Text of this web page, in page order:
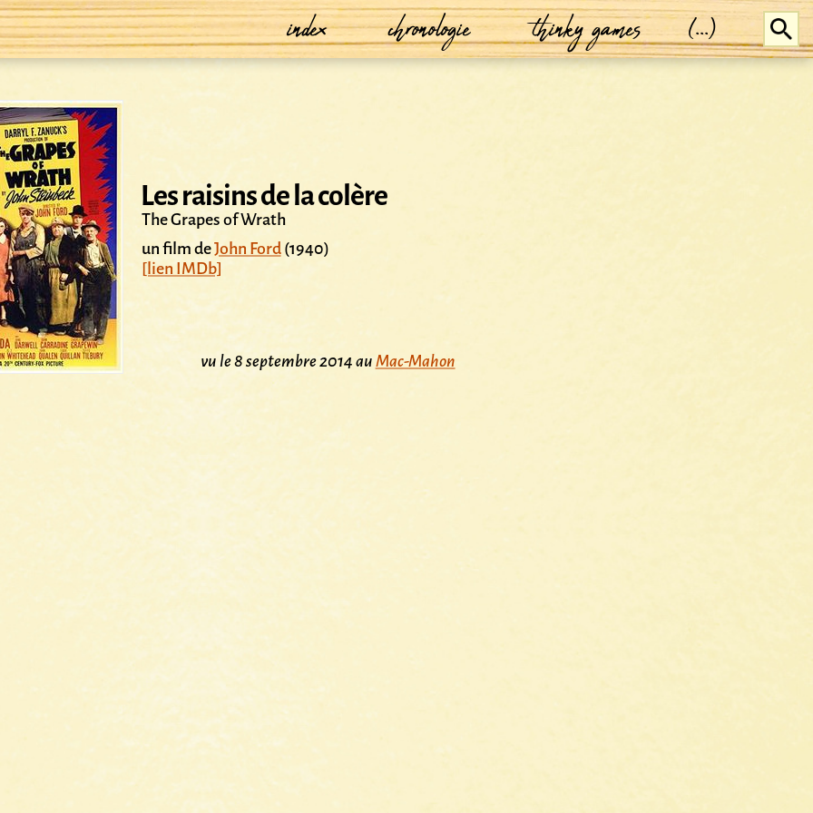
index chronologie thinky games (...)
Les raisins de la colère
The Grapes of Wrath
un film deJohn Ford(1940)
[lien IMDb]
vu le 8 septembre 2014 auMac-Mahon